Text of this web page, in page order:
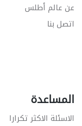
عن عالم أطلس
اتصل بنا
المساعدة
الاسئلة الاكثر تكرارا